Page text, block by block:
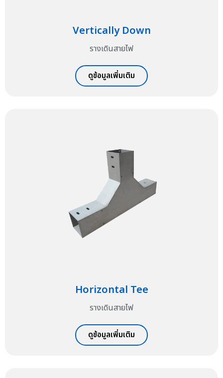
Vertically Down
รางเดินสายไฟ
ดูข้อมูลเพิ่มเติม
Horizontal Tee
รางเดินสายไฟ
ดูข้อมูลเพิ่มเติม